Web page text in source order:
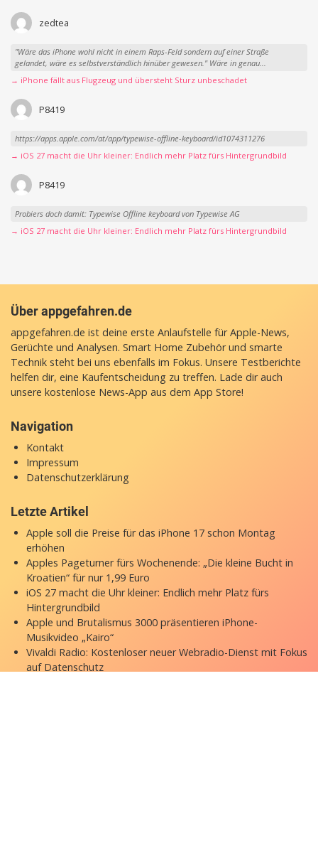
zedtea
"Wäre das iPhone wohl nicht in einem Raps-Feld sondern auf einer Straße
gelandet, wäre es selbstverständlich hinüber gewesen." Wäre in genau...
→ iPhone fällt aus Flugzeug und übersteht Sturz unbeschadet
P8419
https://apps.apple.com/at/app/typewise-offline-keyboard/id1074311276
→ iOS 27 macht die Uhr kleiner: Endlich mehr Platz fürs Hintergrundbild
P8419
Probiers doch damit: Typewise Offline keyboard von Typewise AG
→ iOS 27 macht die Uhr kleiner: Endlich mehr Platz fürs Hintergrundbild
Über appgefahren.de
appgefahren.de ist deine erste Anlaufstelle für Apple-News,
Gerüchte und Analysen. Smart Home Zubehör und smarte
Technik steht bei uns ebenfalls im Fokus. Unsere Testberichte
helfen dir, eine Kaufentscheidung zu treffen. Lade dir auch
unsere kostenlose News-App aus dem App Store!
Navigation
Kontakt
Impressum
Datenschutzerklärung
Letzte Artikel
Apple soll die Preise für das iPhone 17 schon Montag
erhöhen
Apples Pageturner fürs Wochenende: „Die kleine Bucht in
Kroatien“ für nur 1,99 Euro
iOS 27 macht die Uhr kleiner: Endlich mehr Platz fürs
Hintergrundbild
Apple und Brutalismus 3000 präsentieren iPhone-
Musikvideo „Kairo“
Vivaldi Radio: Kostenloser neuer Webradio-Dienst mit Fokus
auf Datenschutz